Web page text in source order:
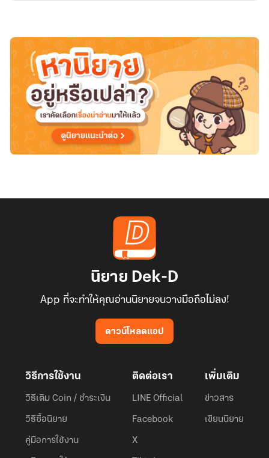
นิยาย Dek-D
App ที่จะทำให้คุณอ่านนิยายจนวางมือถือไม่ลง!
ดาวน์โหลดแอป
วิธีการใช้งาน
วิธีเติม Coin / ชำระเงิน
วิธีซื้อนิยาย
คู่มือการใช้งาน
ติดต่อเรา
LINE Official
Facebook
X
เพิ่มเติม
ข่าวสาร
เขียนนิยาย